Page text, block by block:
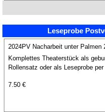
Leseprobe
2024PV Nacharbeit unter
Komplettes Theaterstück als
Rollensatz oder als Leseprobe
7.50 €